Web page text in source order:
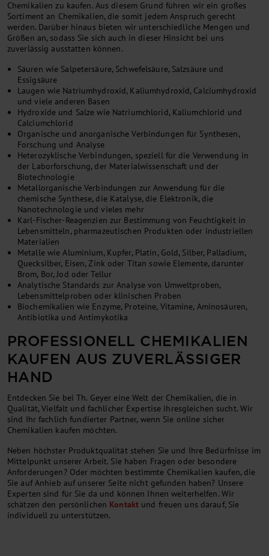
Chemikalien zu kaufen. Aus diesem Grund führen wir ein großes
Sortiment an Chemikalien, die somit jedem Anspruch gerecht
werden. Darüber hinaus bieten wir unterschiedliche Mengen und
Größen an, sodass Sie sich auch in dieser Hinsicht bei uns
zuverlässig ausstatten können.
Säuren wie Salpetersäure, Schwefelsäure, Salzsäure und
Essigsäure
Laugen wie Natriumhydroxid, Kaliumhydroxid, Calciumhydroxid
und viele anderen Basen
Hydroxide und Salze wie Natriumchlorid, Kaliumchlorid und
Calciumchlorid
Organische und anorganische Verbindungen für Synthesen,
Forschung und Analyse
Heterozyklische Verbindungen, speziell für die Verwendung in
der Laborforschung, der Materialwissenschaft und der
Biotechnologie
Metallorganische Verbindungen zur Anwendung für die
chemische Synthese, die Katalyse, die Elektronik, die
Nanotechnologie und vieles mehr
Karl-Fischer-Reagenzien zur Bestimmung von Feuchtigkeit in
Lebensmitteln, pharmazeutischen Produkten oder industriellen
Materialien
Metalle wie Aluminium, Kupfer, Platin, Gold, Silber, Palladium,
Quecksilber, Eisen, Zink oder Titan sowie Elemente, darunter
Brom, Bor, Jod oder Tellur
Analytische Standards zur Analyse von Umweltproben,
Lebensmittelproben oder klinischen Proben
Biochemikalien wie Enzyme, Proteine, Vitamine, Aminosäuren,
Antibiotika und Antimykotika
PROFESSIONELL CHEMIKALIEN
KAUFEN AUS ZUVERLÄSSIGER
HAND
Entdecken Sie bei Th. Geyer eine Welt der Chemikalien, die in
Qualität, Vielfalt und fachlicher Expertise ihresgleichen sucht. Wir
sind Ihr fachlich fundierter Partner, wenn Sie online sicher
Chemikalien kaufen möchten.
Neben höchster Produktqualität stehen Sie und Ihre Bedürfnisse im
Mittelpunkt unserer Arbeit. Sie haben Fragen oder besondere
Anforderungen? Oder möchten bestimmte Chemikalien kaufen, die
Sie auf Anhieb auf unserer Seite nicht gefunden haben? Unsere
Experten sind für Sie da und können Ihnen weiterhelfen. Wir
schätzen den persönlichen Kontakt und freuen uns darauf, Sie
individuell zu unterstützen.